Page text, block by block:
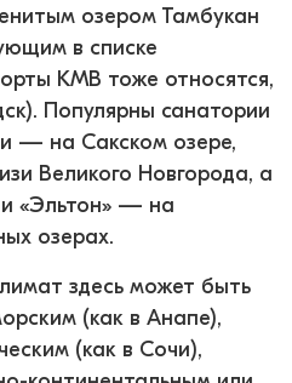
озером Тамбукан
в списке
КМВ тоже относятся,
Популярны санатории
— на Сакском озере,
Великого Новгорода, а
и «Эльтон» — на
озерах.
здесь может быть
(как в Анапе),
(как в Сочи),